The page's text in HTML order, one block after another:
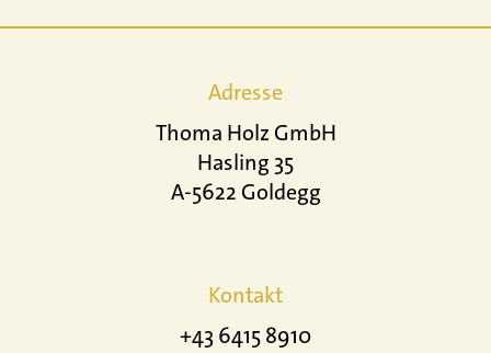
Adresse
Thoma Holz GmbH
Hasling 35
A-5622 Goldegg
Kontakt
+43 6415 8910